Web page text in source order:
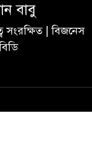
বাবু
সংরক্ষিত | বিজনেস